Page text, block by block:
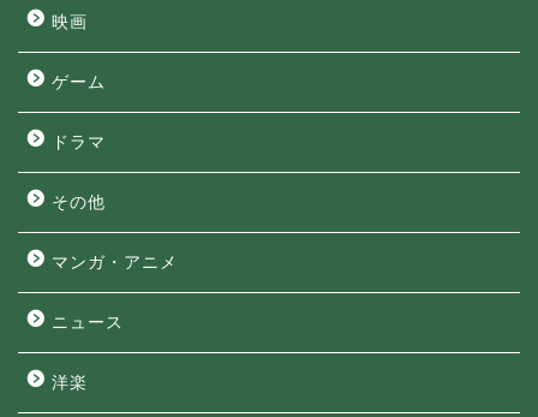
映画
ゲーム
ドラマ
その他
マンガ・アニメ
ニュース
洋楽